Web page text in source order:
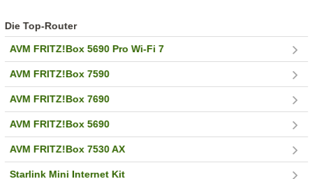
Die Top-Router
AVM FRITZ!Box 5690 Pro Wi-Fi 7
AVM FRITZ!Box 7590
AVM FRITZ!Box 7690
AVM FRITZ!Box 5690
AVM FRITZ!Box 7530 AX
Starlink Mini Internet Kit